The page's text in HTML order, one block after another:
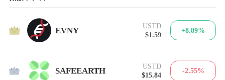
1 EVNY
USTD
$1.59
+8.89%
2 SAFEEARTH
USTD
$15.84
-2.55%